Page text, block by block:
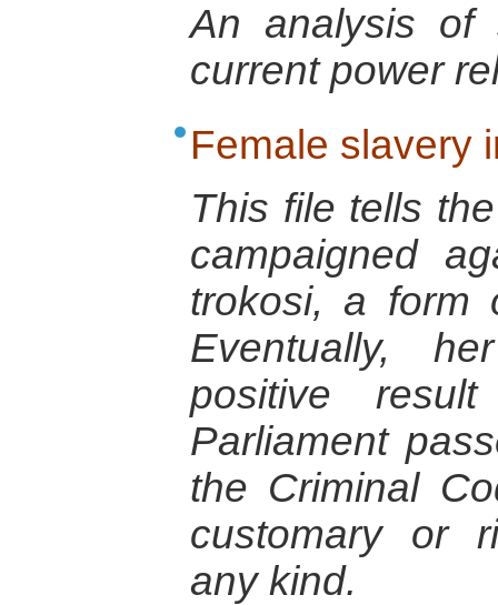
An analysis of
current power
Female slavery
This file tells
campaigned
trokosi, a form
Eventually,
positive
Parliament
the Criminal
customary or
any kind.